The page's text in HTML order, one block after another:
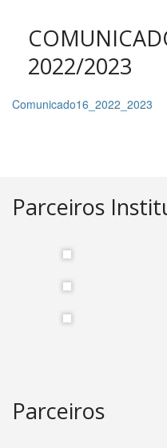
2022/2023
Comunicado16_2022_2023
Parceiros
Parceiros